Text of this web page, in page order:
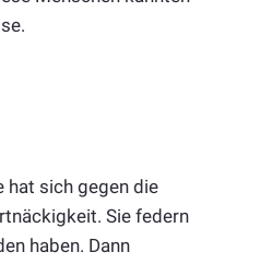
hat sich gegen die
Sie federn
haben. Dann